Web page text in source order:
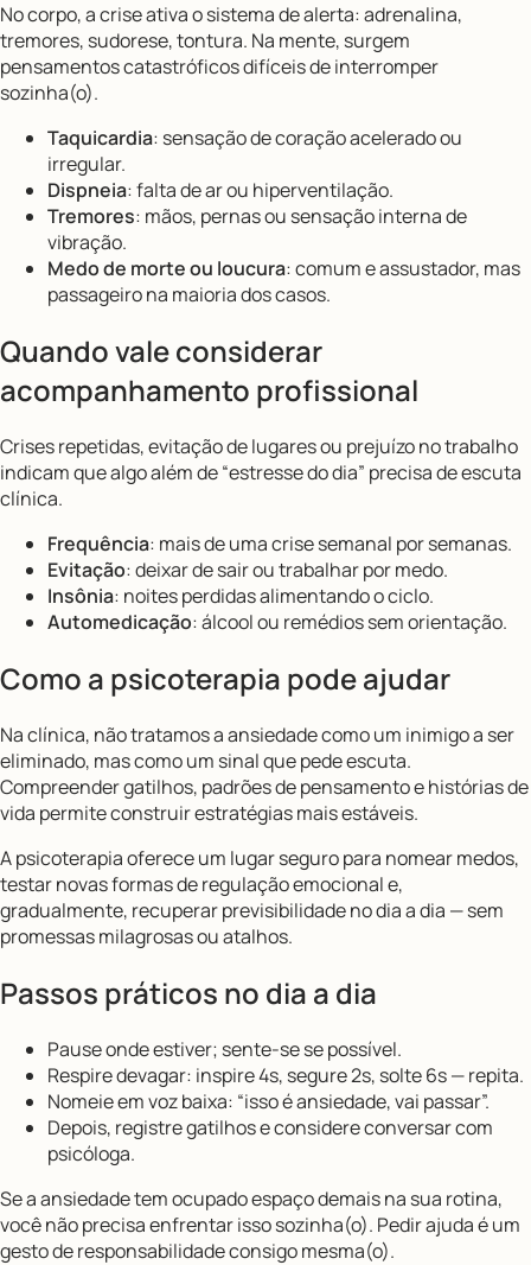
No corpo, a crise ativa o sistema de alerta: adrenalina,
tremores, sudorese, tontura. Na mente, surgem
pensamentos catastróficos difíceis de interromper
sozinha(o).
Taquicardia: sensação de coração acelerado ou
irregular.
Dispneia: falta de ar ou hiperventilação.
Tremores: mãos, pernas ou sensação interna de
vibração.
Medo de morte ou loucura: comum e assustador, mas
passageiro na maioria dos casos.
Quando vale considerar
acompanhamento profissional
Crises repetidas, evitação de lugares ou prejuízo no trabalho
indicam que algo além de “estresse do dia” precisa de escuta
clínica.
Frequência: mais de uma crise semanal por semanas.
Evitação: deixar de sair ou trabalhar por medo.
Insônia: noites perdidas alimentando o ciclo.
Automedicação: álcool ou remédios sem orientação.
Como a psicoterapia pode ajudar
Na clínica, não tratamos a ansiedade como um inimigo a ser
eliminado, mas como um sinal que pede escuta.
Compreender gatilhos, padrões de pensamento e histórias de
vida permite construir estratégias mais estáveis.
A psicoterapia oferece um lugar seguro para nomear medos,
testar novas formas de regulação emocional e,
gradualmente, recuperar previsibilidade no dia a dia — sem
promessas milagrosas ou atalhos.
Passos práticos no dia a dia
Pause onde estiver; sente-se se possível.
Respire devagar: inspire 4s, segure 2s, solte 6s — repita.
Nomeie em voz baixa: “isso é ansiedade, vai passar”.
Depois, registre gatilhos e considere conversar com
psicóloga.
Se a ansiedade tem ocupado espaço demais na sua rotina,
você não precisa enfrentar isso sozinha(o). Pedir ajuda é um
gesto de responsabilidade consigo mesma(o).